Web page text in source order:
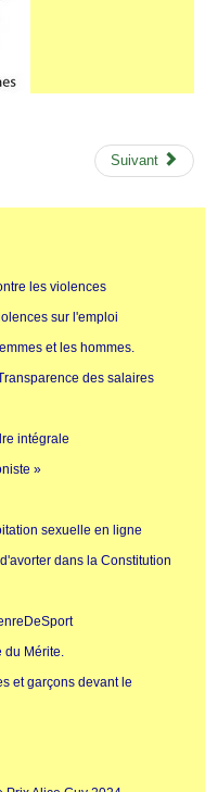
Suivant
les violences
sur l'emploi
et les hommes.
des salaires
intégrale
»
sexuelle en ligne
dans la Constitution
du Mérite.
et garçons devant le